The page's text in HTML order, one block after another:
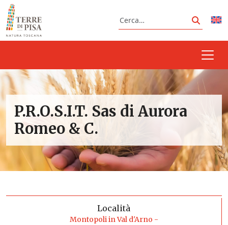
Vai al contenuto
Cerca
Cerca
P.R.O.S.I.T. Sas di Aurora
Romeo & C.
Località
Montopoli in Val d'Arno -